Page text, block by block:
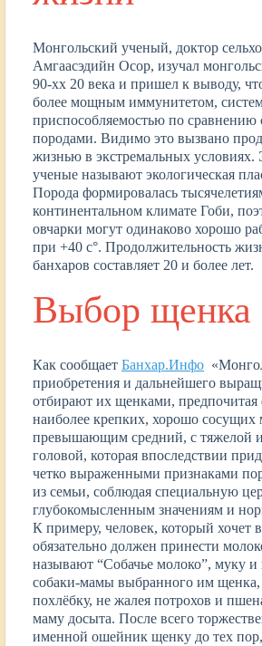
Монгольский ученый, доктор
Амгаасэдийн Осор, изучал
90-хх 20 века и пришел к выводу,
более мощным иммунитетом,
приспособляемостью по сравнению
породами. Видимо это вызвано
жизнью в экстремальных условиях.
ученые называют экологическая
Порода формировалась
континентальном климате Гоби,
овчарки могут одинаково хорошо
при +40 с°. Продолжительность
банхаров составляет 20 и более лет.
Выбор щенка
Как сообщает Банхар.Инфо
приобретения и дальнейшего
отбирают их щенками, предпочитая
наиболее крепких, хорошо сосущих
превышающим средний, с тяжелой
головой, которая впоследствии
четко выраженными признаками
из семьи, соблюдая специальную
глубокомысленным значениям и
К примеру, человек, который хочет
обязательно должен принести
называют “Собачье молоко”, муку
собаки-мамы выбранного им щенка,
похлёбку, не жалея потрохов и
маму досыта. После всего
именной ошейник щенку до тех